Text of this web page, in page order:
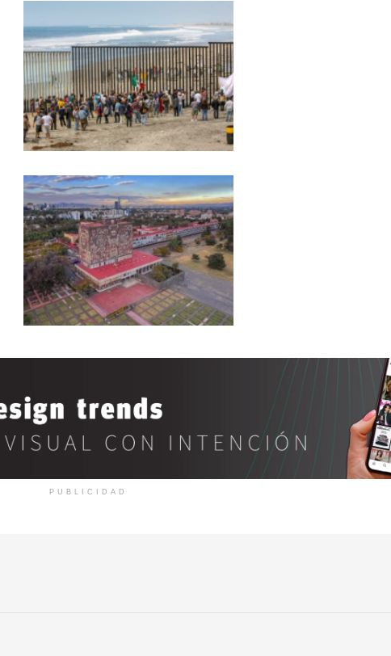
PUBLICIDAD